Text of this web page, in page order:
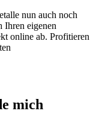
nun auch noch
Ihren eigenen
online ab. Profitieren
mich